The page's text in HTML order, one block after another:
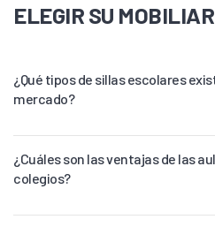
ELEGIR SU
¿Qué tipos de sillas escolares
mercado?
¿Cuáles son las ventajas de las
colegios?